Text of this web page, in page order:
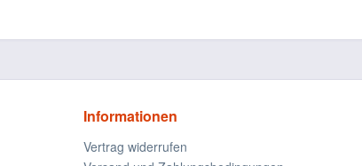
Informationen
Vertrag widerrufen